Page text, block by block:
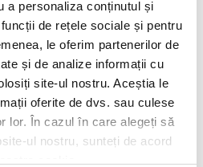
a personaliza conținutul și
de rețele sociale și pentru
le oferim partenerilor de
și de analize informații cu
site-ul nostru. Aceștia le
oferite de dvs. sau culese
lor. În cazul în care alegeți să
ul nostru, sunteți de acord
uri